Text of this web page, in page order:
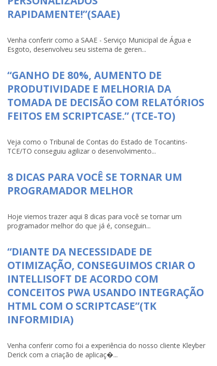
RAPIDAMENTE!”(SAAE)
Venha conferir como a SAAE - Serviço Municipal de Água e
Esgoto, desenvolveu seu sistema de geren...
“GANHO DE 80%, AUMENTO DE
PRODUTIVIDADE E MELHORIA DA
TOMADA DE DECISÃO COM RELATÓRIOS
FEITOS EM SCRIPTCASE.” (TCE-TO)
Veja como o Tribunal de Contas do Estado de Tocantins-
TCE/TO conseguiu agilizar o desenvolvimento...
8 DICAS PARA VOCÊ SE TORNAR UM
PROGRAMADOR MELHOR
Hoje viemos trazer aqui 8 dicas para você se tornar um
programador melhor do que já é, conseguin...
“DIANTE DA NECESSIDADE DE
OTIMIZAÇÃO, CONSEGUIMOS CRIAR O
INTELLISOFT DE ACORDO COM
CONCEITOS PWA USANDO INTEGRAÇÃO
HTML COM O SCRIPTCASE”(TK
INFORMIDIA)
Venha conferir como foi a experiência do nosso cliente Kleyber
Derick com a criação de aplicaç�...